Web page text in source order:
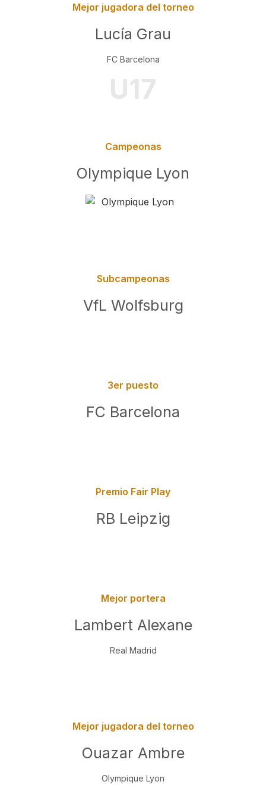
Mejor jugadora del torneo
Lucía Grau
FC Barcelona
U17
Campeonas
Olympique Lyon
Subcampeonas
VfL Wolfsburg
3er puesto
FC Barcelona
Premio Fair Play
RB Leipzig
Mejor portera
Lambert Alexane
Real Madrid
Mejor jugadora del torneo
Ouazar Ambre
Olympique Lyon